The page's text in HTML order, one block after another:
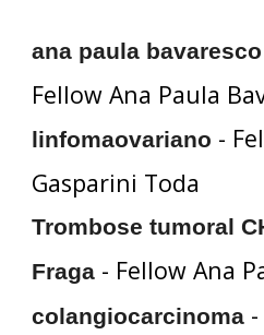
ana paula
Fellow Ana Paula
linfomaovariano -
Gasparini Toda
Trombose tumoral
Fraga - Fellow Ana
colangiocarcinoma